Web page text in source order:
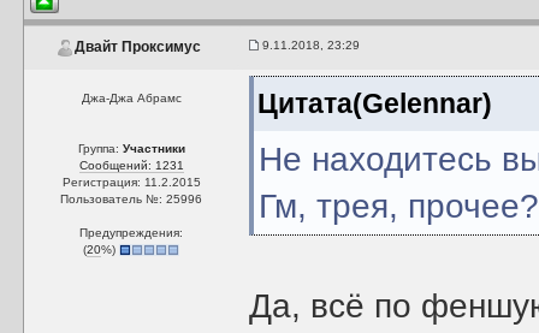
Двайт Проксимус 9.11.2018, 23:29
Джа-Джа Абрамс
Группа: Участники
Сообщений: 1231
Регистрация: 11.2.2015
Пользователь №: 25996
Предупреждения:
(20%)
Цитата(Gelennar)
Не находитесь
Гм, трея, прочее?
Да, всё по